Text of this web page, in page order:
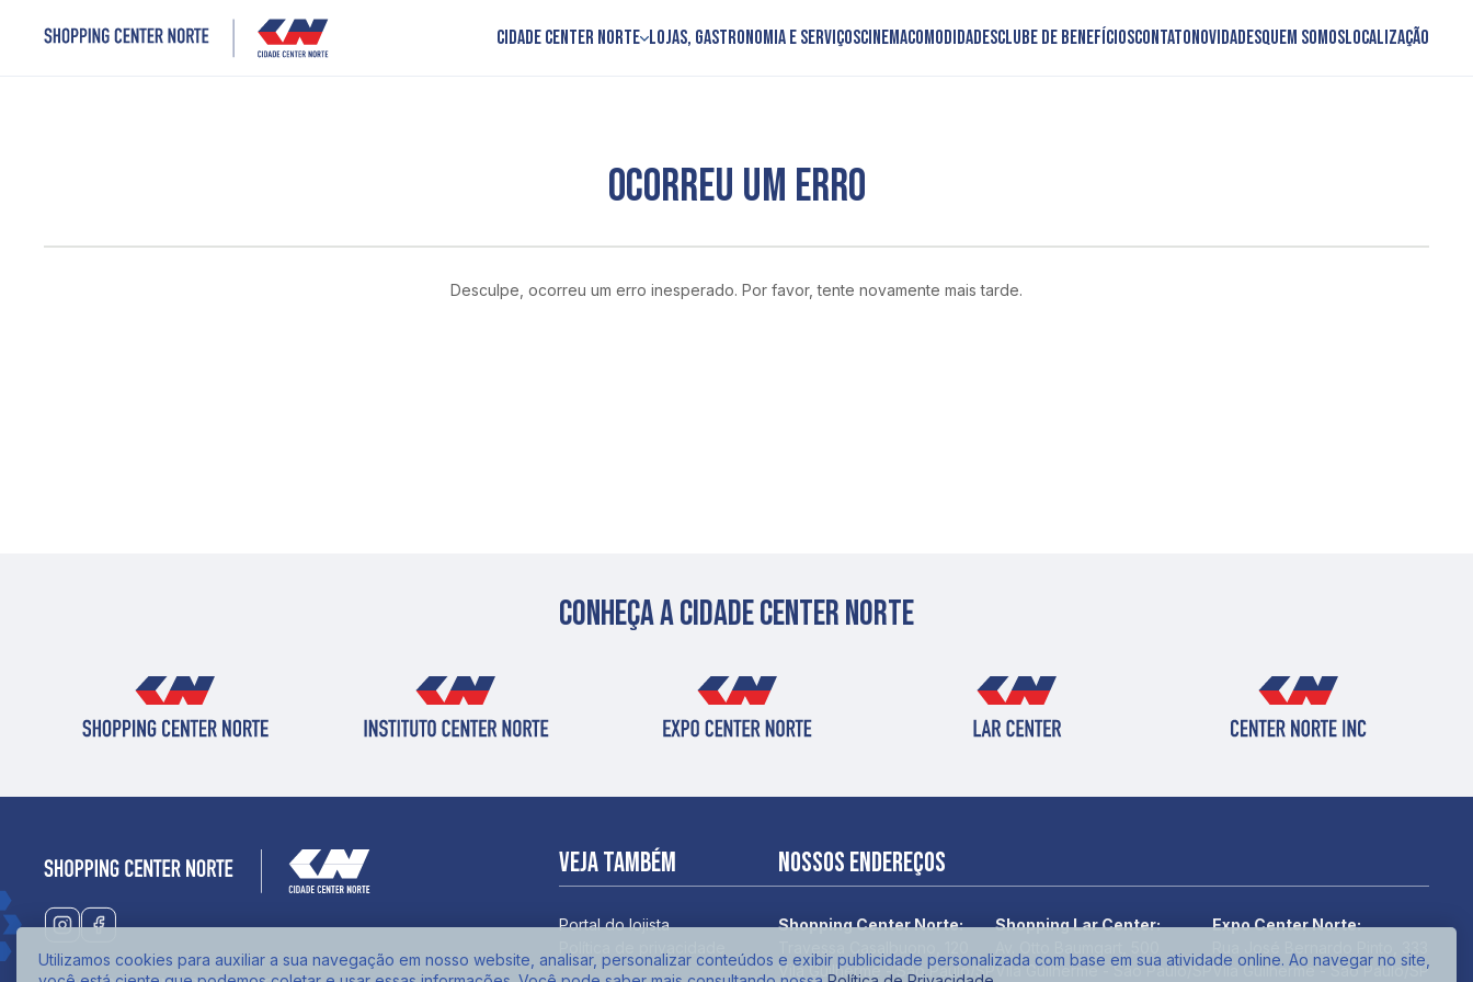
Cidade Center Norte Lojas, Gastronomia e ServiçosCinemaComodidadesClube de BenefíciosContatoNovidadesQuem somosLocalização
OCORREU UM ERRO
Desculpe, ocorreu um erro inesperado. Por favor, tente novamente mais tarde.
Conheça a cidade center norte
Veja também
Portal do lojista
Nossos endereços
Shopping Center Norte:
Vila Guilherme - São Paulo/SP
Shopping Lar Center:
Vila Guilherme - São Paulo/SP
Expo Center Norte:
Vila Guilherme - São Paulo/SP
Utilizamos cookies para auxiliar a sua navegação em nosso website, analisar, personalizar conteúdos e exibir publicidade personalizada com base em sua atividade online. Ao navegar no site,